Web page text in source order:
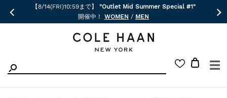
【8/14(FRI)10:59まで】
"Outlet Mid Summer Special #1"
開催中！ WOMEN / MEN
☰